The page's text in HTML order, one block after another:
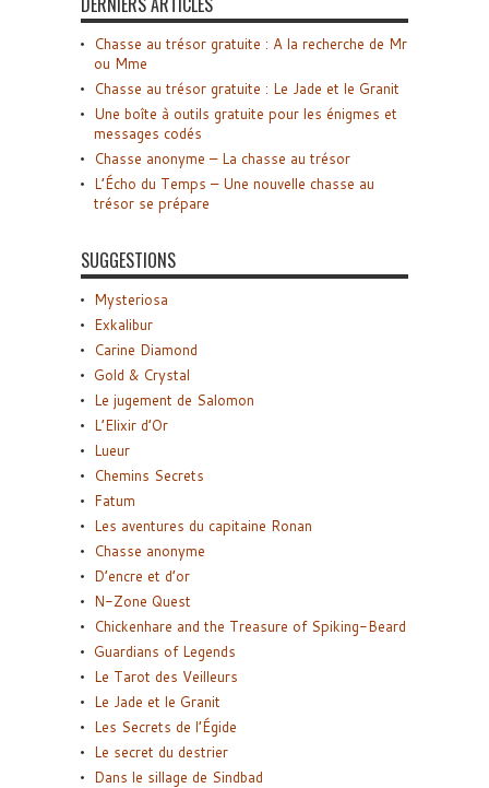
Chasse au trésor gratuite : A la recherche de Mr
ou Mme
Chasse au trésor gratuite : Le Jade et le Granit
Une boîte à outils gratuite pour les énigmes et
messages codés
Chasse anonyme – La chasse au trésor
L’Écho du Temps – Une nouvelle chasse au
trésor se prépare
SUGGESTIONS
Mysteriosa
Exkalibur
Carine Diamond
Gold & Crystal
Le jugement de Salomon
L’Elixir d’Or
Lueur
Chemins Secrets
Fatum
Les aventures du capitaine Ronan
Chasse anonyme
D’encre et d’or
N-Zone Quest
Chickenhare and the Treasure of Spiking-Beard
Guardians of Legends
Le Tarot des Veilleurs
Le Jade et le Granit
Les Secrets de l’Égide
Le secret du destrier
Dans le sillage de Sindbad